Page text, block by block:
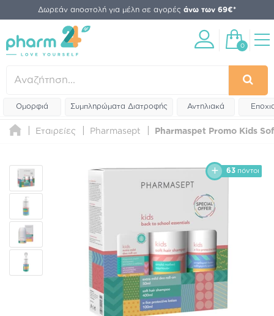
Δωρεάν αποστολή για μέλη σε αγορές άνω των 69€*
0
Ομορφιά Συμπληρώματα Διατροφής Αντηλιακά
Εταιρείες Pharmasept Pharmaspet Promo Kids
63 πόντοι